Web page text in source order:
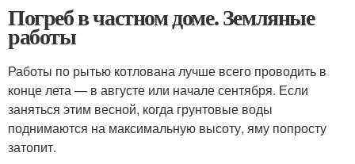
Погреб в частном доме. Земляные
работы
Работы по рытью котлована лучше всего проводить в
конце лета — в августе или начале сентября. Если
заняться этим весной, когда грунтовые воды
поднимаются на максимальную высоту, яму попросту
затопит.